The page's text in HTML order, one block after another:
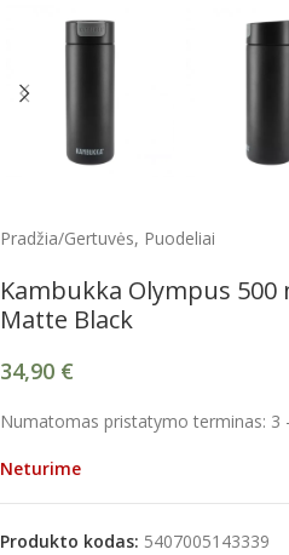
Pradžia/Gertuvės, Puodeliai
Kambukka Olympus
Matte Black
34,90 €
Numatomas pristatymo terminas: 3
Neturime
Produkto kodas: 5407005143339